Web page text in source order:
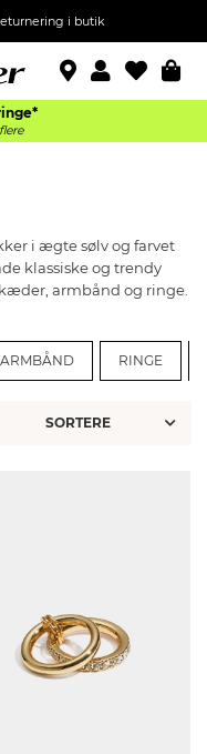
i butik
i ægte sølv og farvet
klassiske og trendy
armbånd og ringe.
ARMBÅND RINGE